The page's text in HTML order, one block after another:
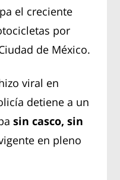
el creciente
por
de México.
viral en
detiene a un
sin casco, sin
en pleno